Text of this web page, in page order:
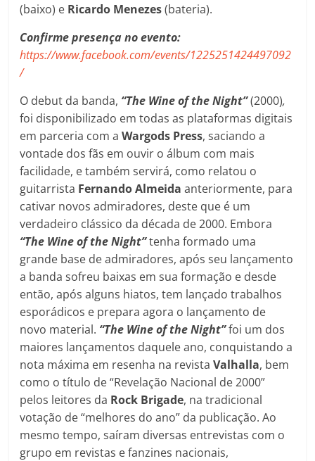
(baixo) e Ricardo Menezes(bateria).
Confirme presença no evento:
https://www.facebook.com/events/1225251424497092
/
O debut da banda, “The Wine of the Night”(2000),
foi disponibilizado em todas as plataformas digitais
em parceria com aWargods Press, saciando a
vontade dos fãs em ouvir o álbum com mais
facilidade, e também servirá, como relatou o
guitarrista Fernando Almeidaanteriormente, para
cativar novos admiradores, deste que é um
verdadeiro clássico da década de 2000. Embora
“The Wine of the Night”tenha formado uma
grande base de admiradores, após seu lançamento
a banda sofreu baixas em sua formação e desde
então, após alguns hiatos, tem lançado trabalhos
esporádicos e prepara agora o lançamento de
novo material. “The Wine of the Night”foi um dos
maiores lançamentos daquele ano, conquistando a
nota máxima em resenha na revistaValhalla, bem
como o título de “Revelação Nacional de 2000”
pelos leitores da Rock Brigade, na tradicional
votação de “melhores do ano” da publicação. Ao
mesmo tempo, saíram diversas entrevistas com o
grupo em revistas e fanzines nacionais,